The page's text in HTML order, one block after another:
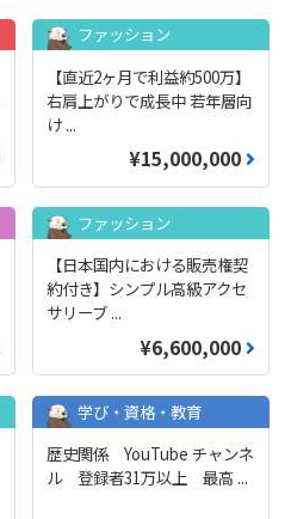
ファッション
【直近2ヶ月で利益約500万】
右肩上がりで成長中 若年層向
け...
¥15,000,000
ファッション
【日本国内における販売権契
約付き】シンプル高級アクセ
サリーブ ...
¥6,600,000
学び・資格・教育
歴史関係 YouTube チャンネ
ル 登録者31万以上 最高 ...